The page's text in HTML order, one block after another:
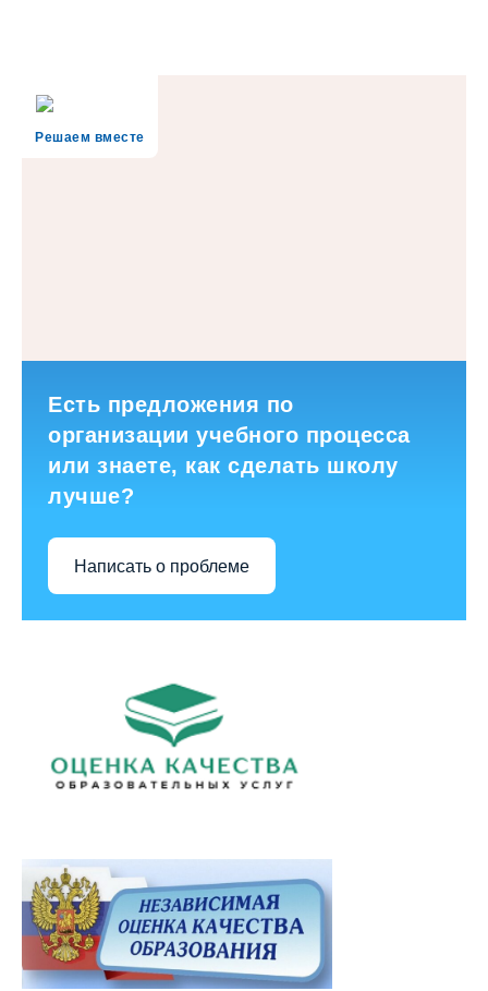
Решаем вместе
Есть предложения по
организации учебного процесса
или знаете, как сделать школу
лучше?
Написать о проблеме